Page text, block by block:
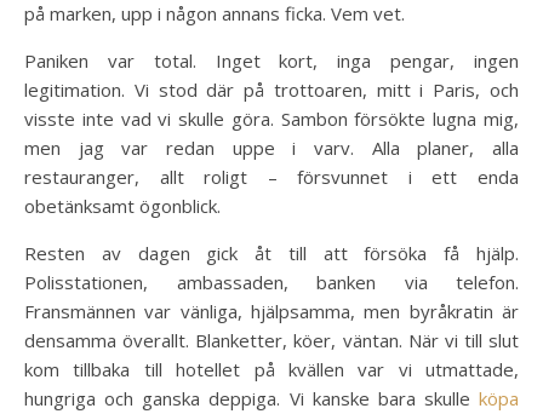
på marken, upp i någon annans ficka. Vem vet.
Paniken var total. Inget kort, inga pengar, ingen
legitimation. Vi stod där på trottoaren, mitt i Paris, och
visste inte vad vi skulle göra. Sambon försökte lugna mig,
men jag var redan uppe i varv. Alla planer, alla
restauranger, allt roligt – försvunnet i ett enda
obetänksamt ögonblick.
Resten av dagen gick åt till att försöka få hjälp.
Polisstationen, ambassaden, banken via telefon.
Fransmännen var vänliga, hjälpsamma, men byråkratin är
densamma överallt. Blanketter, köer, väntan. När vi till slut
kom tillbaka till hotellet på kvällen var vi utmattade,
hungriga och ganska deppiga. Vi kanske bara skulle köpa